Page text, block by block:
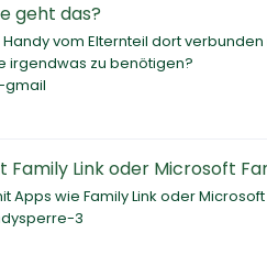
geht das?
vom Elternteil dort
irgendwas zu benötigen?
Link oder Microsoft
Apps wie Family Link oder
3